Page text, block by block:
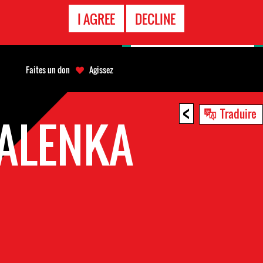
I AGREE DECLINE
< Traduire
Faites un don Agissez
D'URGENCE